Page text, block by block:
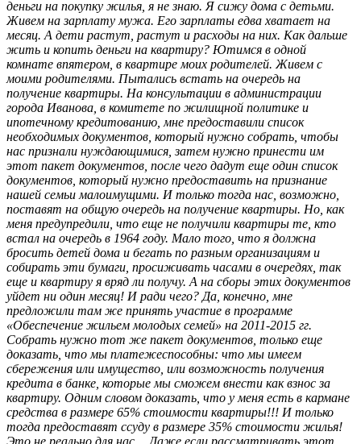
деньги на покупку жилья, я не знаю. Я сижу дома с детьми.
Живем на зарплату мужа. Его зарплаты едва хватает на
месяц. А дети растут, растут и расходы на них. Как дальше
жить и копить деньги на квартиру? Ютимся в одной
комнате впятером, в квартире моих родителей. Живем с
моими родителями. Пытались встать на очередь на
получение квартиры. На консультации в администрации
города Иванова, в комитете по жилищной политике и
ипотечному кредитованию, мне предоставили список
необходимых документов, который нужно собрать, чтобы
нас признали нуждающимися, затем нужно принести им
этот пакет документов, после чего дадут еще один список
документов, который нужно предоставить на признание
нашей семьи малоимущими. И только тогда нас, возможно,
поставят на общую очередь на получение квартиры. Но, как
меня предупредили, что еще не получили квартиры те, кто
встал на очередь в 1964 году. Мало того, что я должна
бросить детей дома и бегать по разным организациям и
собирать эти бумаги, просиживать часами в очередях, так
еще и квартиру я вряд ли получу. А на сборы этих документов
уйдет ни один месяц! И ради чего? Да, конечно, мне
предложили там же принять участие в программе
«Обеспечение жильем молодых семей» на 2011-2015 гг.
Собрать нужно тот же пакет документов, только еще
доказать, что мы платежеспособны: что мы имеем
сбережения или имущество, или возможность получения
кредита в банке, которые мы сможем внести как взнос за
квартиру. Одним словом доказать, что у меня есть в кармане
средства в размере 65% стоимости квартиры!!! И только
тогда предоставят ссуду в размере 35% стоимости жилья!